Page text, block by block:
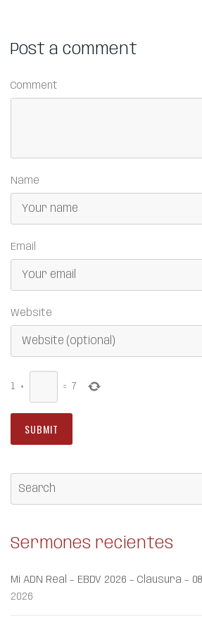
Post a comment
Comment
Name
Email
Website
1 + = 7
Sermones recientes
Mi ADN Real – EBDV 2026 – Clausura –
2026